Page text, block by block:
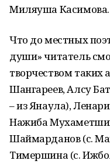
Миляуша Касимова.
Что до местных
души» читатель
творчеством таких
Шангареев, Алсу
– из Янаула),
Нажиба
Шаймарданов (с.
Тимершина (с.